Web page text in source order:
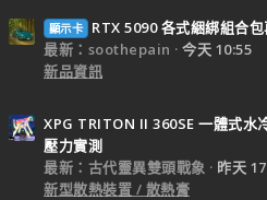
顯示卡
RTX 5090 各式綑綁組合
最新：soothepain
今天 10:55
新品資訊
XPG TRITON II 360SE 一體式水
壓力實測
最新：古代靈異雙頭戰象
昨天
新型散熱裝置 / 散熱膏